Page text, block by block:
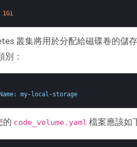
1Gi
叢集將用於分配給磁碟卷的
：
: my- local -storage
的 code_volume.yaml 檔案應該如